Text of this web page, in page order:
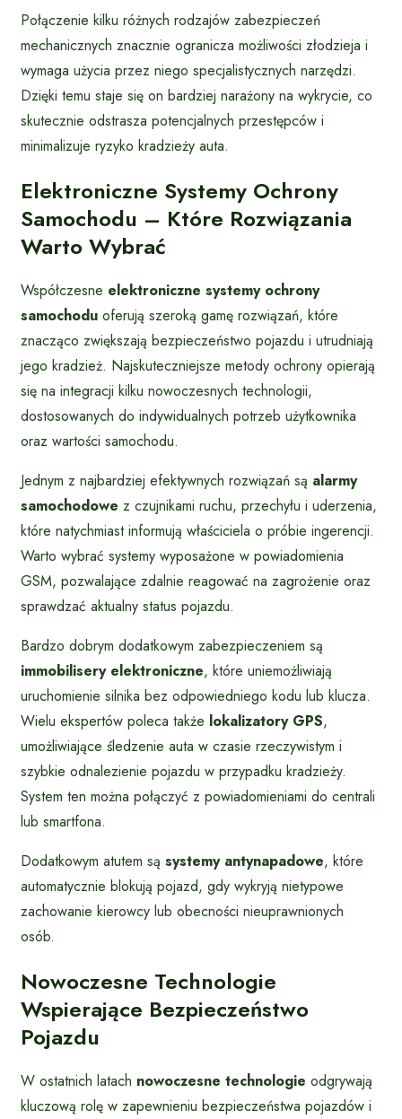
Połączenie kilku różnych rodzajów zabezpieczeń
mechanicznych znacznie ogranicza możliwości złodzieja i
wymaga użycia przez niego specjalistycznych narzędzi.
Dzięki temu staje się on bardziej narażony na wykrycie, co
skutecznie odstrasza potencjalnych przestępców i
minimalizuje ryzyko kradzieży auta.
Elektroniczne Systemy Ochrony
Samochodu – Które Rozwiązania
Warto Wybrać
Współczesne elektroniczne systemy ochrony
samochodu oferują szeroką gamę rozwiązań, które
znacząco zwiększają bezpieczeństwo pojazdu i utrudniają
jego kradzież. Najskuteczniejsze metody ochrony opierają
się na integracji kilku nowoczesnych technologii,
dostosowanych do indywidualnych potrzeb użytkownika
oraz wartości samochodu.
Jednym z najbardziej efektywnych rozwiązań są alarmy
samochodowe z czujnikami ruchu, przechyłu i uderzenia,
które natychmiast informują właściciela o próbie ingerencji.
Warto wybrać systemy wyposażone w powiadomienia
GSM, pozwalające zdalnie reagować na zagrożenie oraz
sprawdzać aktualny status pojazdu.
Bardzo dobrym dodatkowym zabezpieczeniem są
immobilisery elektroniczne, które uniemożliwiają
uruchomienie silnika bez odpowiedniego kodu lub klucza.
Wielu ekspertów poleca także lokalizatory GPS,
umożliwiające śledzenie auta w czasie rzeczywistym i
szybkie odnalezienie pojazdu w przypadku kradzieży.
System ten można połączyć z powiadomieniami do centrali
lub smartfona.
Dodatkowym atutem są systemy antynapadowe, które
automatycznie blokują pojazd, gdy wykryją nietypowe
zachowanie kierowcy lub obecności nieuprawnionych
osób.
Nowoczesne Technologie
Wspierające Bezpieczeństwo
Pojazdu
W ostatnich latach nowoczesne technologie odgrywają
kluczową rolę w zapewnieniu bezpieczeństwa pojazdów i